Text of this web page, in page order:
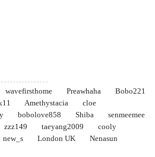
wavefirsthome Preawhaha
Bobo221
Amethystacia
cloe
bobolove858 Shiba
senmeemee
zzz149 taeyang2009
cooly
new_s London UK
Nenasun